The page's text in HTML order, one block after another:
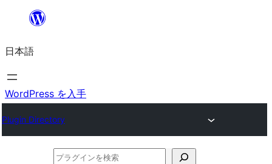
を
ス
キ
プ
日本語
WordPress を入手
Plugin Directory
プ